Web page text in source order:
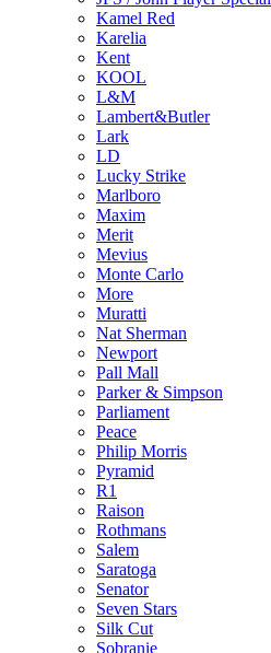
Kamel Red
Karelia
Kent
KOOL
L&M
Lambert&Butler
Lark
LD
Lucky Strike
Marlboro
Maxim
Merit
Mevius
Monte Carlo
More
Muratti
Nat Sherman
Newport
Pall Mall
Parker & Simpson
Parliament
Peace
Philip Morris
Pyramid
R1
Raison
Rothmans
Salem
Saratoga
Senator
Seven Stars
Silk Cut
Sobranie